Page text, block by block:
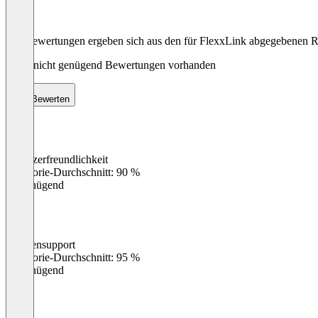
Die Bewertungen ergeben sich aus den für FlexxLink abgegebenen
Noch nicht genügend Bewertungen vorhanden
Bewerten
Benutzerfreundlichkeit
Kategorie-Durchschnitt: 90 %
Ungenügend
Kundensupport
Kategorie-Durchschnitt: 95 %
Ungenügend